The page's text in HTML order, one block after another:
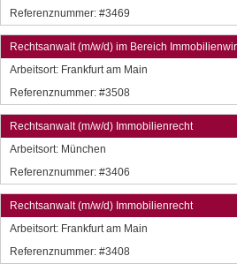
Referenznummer: #3469
Rechtsanwalt (m/w/d) im Bereich
Arbeitsort: Frankfurt am Main
Referenznummer: #3508
Rechtsanwalt (m/w/d) Immobilienrecht
Arbeitsort: München
Referenznummer: #3406
Rechtsanwalt (m/w/d) Immobilienrecht
Arbeitsort: Frankfurt am Main
Referenznummer: #3408